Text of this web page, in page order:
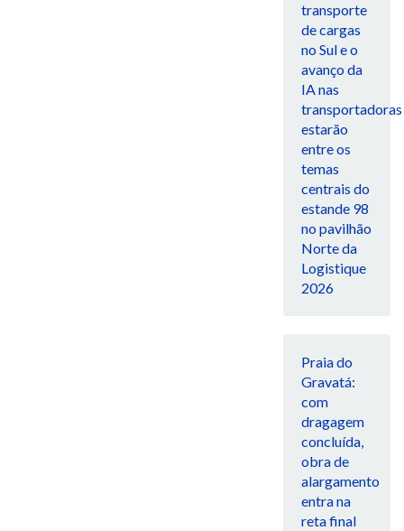
transporte
de cargas
no Sul e o
avanço da
IA nas
transportadoras
estarão
entre os
temas
centrais do
estande 98
no pavilhão
Norte da
Logistique
2026
Praia do
Gravatá:
com
dragagem
concluída,
obra de
alargamento
entra na
reta final